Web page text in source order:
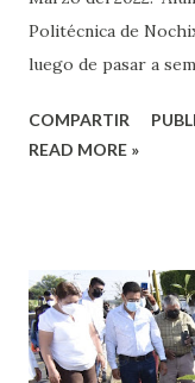
Politécnica de
luego de pasar a
COVID-19.
casa de estudios,
gradualmente en
alumnos del nivel
COMPARTIR
READ MORE »